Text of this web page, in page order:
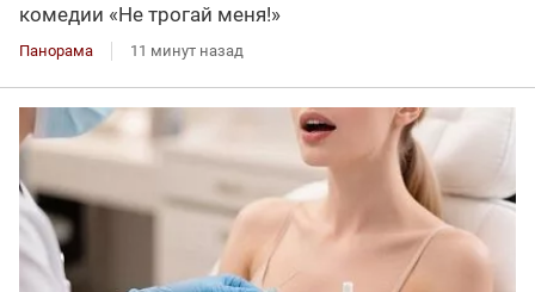
комедии «Не трогай меня!»
Панорама 11 минут назад